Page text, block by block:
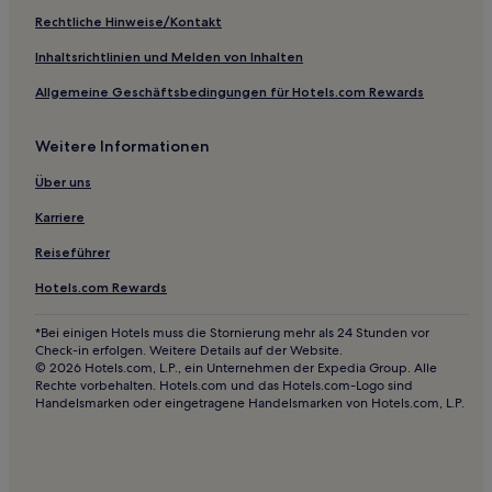
Luxus nahe Nicholas Canyon Beach
Hotels mit Parkplatz nahe Main Street Santa Monica
Günstige nahe Wilshire Boulevard
Günstige in Simi Valley
Luxus nahe Melrose Avenue
Strand nahe Broad Beach
Business in Malibu
Strand in Malibu
Hotels mit inbegriffenem Frühstück nahe Paradise Cove
Beach
Boutique- nahe Paradise Cove Beach
Strand nahe Las Tunas State Beach
Rechtliche Hinweise/Kontakt
Inhaltsrichtlinien und Melden von Inhalten
Allgemeine Geschäftsbedingungen für Hotels.com Rewards
Weitere Informationen
Über uns
Karriere
Reiseführer
Hotels.com Rewards
*Bei einigen Hotels muss die Stornierung mehr als 24 Stunden vor
Check-in erfolgen. Weitere Details auf der Website.
© 2026 Hotels.com, L.P., ein Unternehmen der Expedia Group. Alle
Rechte vorbehalten. Hotels.com und das Hotels.com-Logo sind
Handelsmarken oder eingetragene Handelsmarken von Hotels.com, L.P.